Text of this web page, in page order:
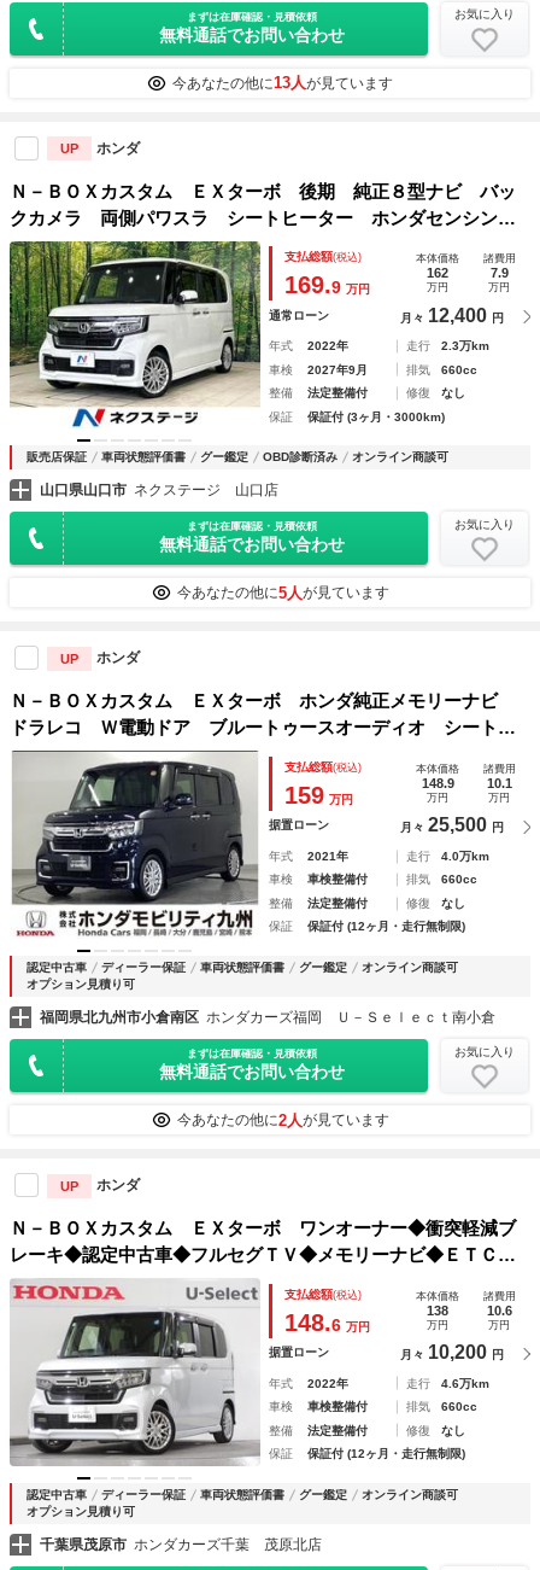
まずは在庫確認・見積依頼
無料通話でお問い合わせ
お気に入り
今あなたの他に13人が見ています
UP ホンダ
Ｎ－ＢＯＸカスタム ＥＸターボ 後期 純正８型ナビ バッ
クカメラ 両側パワスラ シートヒーター ホンダセンシン
グ アダプティブクルーズコントロール パーキングセンサー
システム ドラレコ ＥＴＣ ＬＥＤヘッドライト Ｂｌｕｅ
ｔｏｏｔｈ
支払総額(税込)
169.9 万円
本体価格
162
万円
諸費用
7.9
万円
通常ローン 月々 12,400 円
年式 2022年 走行
2.3万km
車検
2027年9月 排気
660cc
整備
法定整備付 修復
なし
保証
保証付 (3ヶ月・3000km)
販売店保証 車両状態評価書 グー鑑定 OBD診断済み オンライン商談可
山口県山口市 ネクステージ 山口店
まずは在庫確認・見積依頼
無料通話でお問い合わせ
お気に入り
今あなたの他に5人が見ています
UP ホンダ
Ｎ－ＢＯＸカスタム ＥＸターボ ホンダ純正メモリーナビ
ドラレコ Ｗ電動ドア ブルートゥースオーディオ シートヒ
ータ 衝突被害軽減ブレーキ ナビＴＶ 地デジフルセグ 横
滑り防止装置 レーンアシスト ＤＶＤ カーテンエアバッ
ク ＡＢＳ
支払総額(税込)
159 万円
本体価格
148.9
万円
諸費用
10.1
万円
据置ローン 月々 25,500 円
年式 2021年 走行
4.0万km
車検
車検整備付 排気
660cc
整備
法定整備付 修復
なし
保証
保証付 (12ヶ月・走行無制限)
認定中古車 ディーラー保証 車両状態評価書 グー鑑定
オンライン商談可
オプション見積り可
福岡県北九州市小倉南区 ホンダカーズ福岡 Ｕ－Ｓｅｌｅｃｔ南小倉
まずは在庫確認・見積依頼
無料通話でお問い合わせ
お気に入り
今あなたの他に2人が見ています
UP ホンダ
Ｎ－ＢＯＸカスタム ＥＸターボ ワンオーナー◆衝突軽減ブ
レーキ◆認定中古車◆フルセグＴＶ◆メモリーナビ◆ＥＴＣ◆
バックモニター◆両席電動スライドドア◆シートヒーター◆Ｌ
ＥＤライト◆アルミ◆クルコン◆スマートキ 半革 ＢＴオー
支払総額(税込)
148.6 万円
本体価格
138
万円
諸費用
10.6
万円
据置ローン 月々 10,200 円
年式 2022年 走行
4.6万km
車検
車検整備付 排気
660cc
整備
法定整備付 修復
なし
保証
保証付 (12ヶ月・走行無制限)
認定中古車 ディーラー保証 車両状態評価書 グー鑑定
オンライン商談可
オプション見積り可
千葉県茂原市 ホンダカーズ千葉 茂原北店